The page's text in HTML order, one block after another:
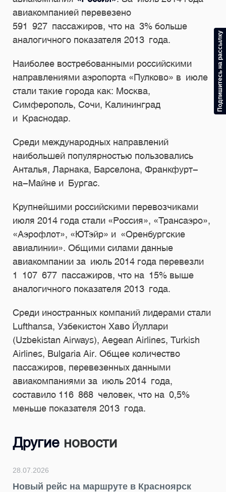
авиакомпанией перевезено
591 927 пассажиров, что на 3% больше
аналогичного показателя 2013 года.
Наиболее востребованными российскими
направлениями аэропорта «Пулково» в июле
стали такие города как: Москва,
Симферополь, Сочи, Калининград
и Краснодар.
Среди международных направлений
наибольшей популярностью пользовались
Анталья, Ларнака, Барселона, Франкфурт-
на-Майне и Бургас.
Крупнейшими российскими перевозчиками
июля 2014 года стали «Россия», «Трансаэро»,
«Аэрофлот», «ЮТэйр» и «Оренбургские
авиалинии». Общими силами данные
авиакомпании за июль 2014 года перевезли
1 107 677 пассажиров, что на 15% выше
аналогичного показателя 2013 года.
Среди иностранных компаний лидерами стали
Lufthansa, Узбекистон Хаво Йуллари
(Uzbekistan Airways), Aegean Airlines, Turkish
Airlines, Bulgaria Air. Общее количество
пассажиров, перевезенных данными
авиакомпаниями за июль 2014 года,
составило 116 868 человек, что на 0,5%
меньше показателя 2013 года.
Другие новости
28.07.2026
Новый рейс на маршруте в Красноярск
Подпишитесь на рассылку